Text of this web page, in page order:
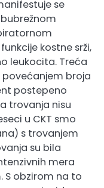
se
kostne srži,
leukocita. Treća
broja
postepeno
trovanja nisu
u CKT smo
s trovanjem
su bila
mera
S obzirom na to